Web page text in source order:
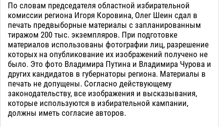
По словам председателя областной избирательной
комиссии региона Игоря Коровина, Олег Шеин сдал в
печать предвыборные материалы с запланированным
тиражом 200 тыс. экземпляров. При подготовке
материалов использованы фотографии лиц, разрешение
которых на опубликование их изображений получено не
было. Это фото Владимира Путина и Владимира Чурова и
других кандидатов в губернаторы региона. Материалы в
печать не допущены. Согласно действующему
законодательству, все изображения и высказывания,
которые используются в избирательной кампании,
должны иметь согласие авторов.